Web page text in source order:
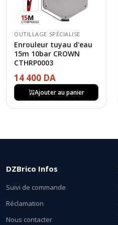
OUTILLAGE SPÉCIALISE
Enrouleur tuyau d'eau
15m 10bar CROWN
CTHRP0003
14 400 DA
Ajouter au panier
DZBrico Infos
Suivi de commande
Réclamation
Nous contacter